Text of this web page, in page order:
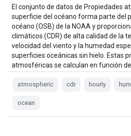
El conjunto de datos de Propiedades
superficie del océano forma parte del
océano (OSB) de la NOAA y
climáticos (CDR) de alta calidad de la
velocidad del viento y la humedad
superficies oceánicas sin hielo. Estas
atmosféricas se calculan en función
atmospheric cdr hourly
ocean